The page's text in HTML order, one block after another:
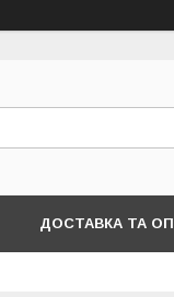
ДОСТАВКА ТА